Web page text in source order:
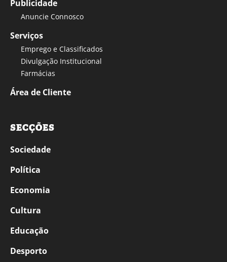
Publicidade
Anuncie Connosco
Serviços
Emprego e Classificados
Divulgação Institucional
Farmácias
Área de Cliente
SECÇÕES
Sociedade
Política
Economia
Cultura
Educação
Desporto